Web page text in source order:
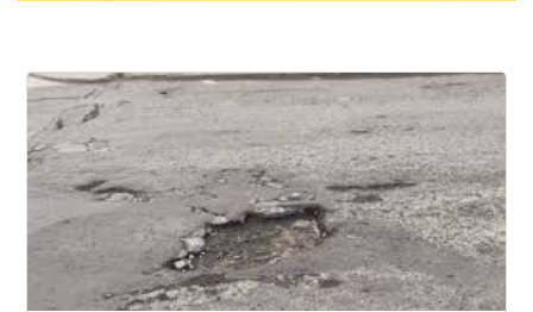
AUDIOS
VIDEOS
GALERIA DE FOTOS
APP MÓVIL